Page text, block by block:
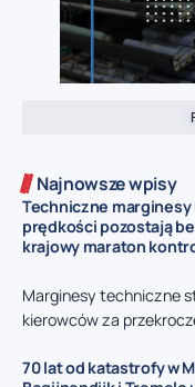
Najnowsze wpisy
Techniczne marginesy
prędkości pozostają
krajowy maraton
Marginesy techniczne
kierowców za
70 lat od katastrofy w